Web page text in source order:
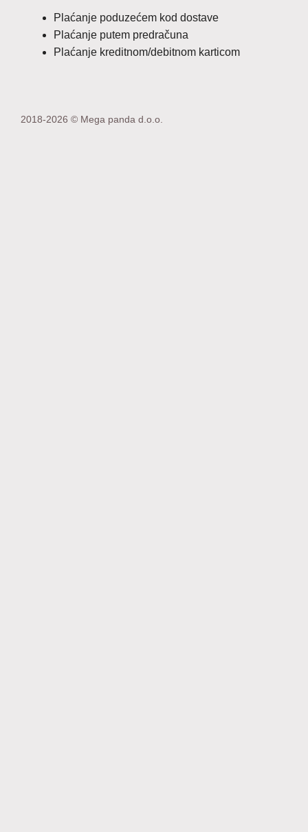
Plaćanje poduzećem kod dostave
Plaćanje putem predračuna
Plaćanje kreditnom/debitnom karticom
2018-2026 © Mega panda d.o.o.